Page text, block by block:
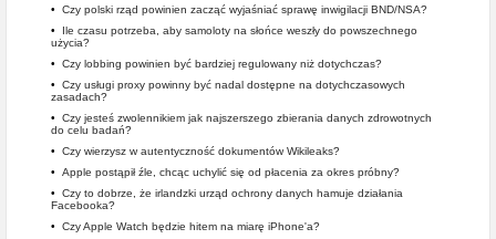
• Czy polski rząd powinien zacząć wyjaśniać sprawę inwigilacji BND/NSA?
• Ile czasu potrzeba, aby samoloty na słońce weszły do powszechnego
użycia?
• Czy lobbing powinien być bardziej regulowany niż dotychczas?
• Czy usługi proxy powinny być nadal dostępne na dotychczasowych
zasadach?
• Czy jesteś zwolennikiem jak najszerszego zbierania danych zdrowotnych
do celu badań?
• Czy wierzysz w autentyczność dokumentów Wikileaks?
• Apple postąpił źle, chcąc uchylić się od płacenia za okres próbny?
• Czy to dobrze, że irlandzki urząd ochrony danych hamuje działania
Facebooka?
• Czy Apple Watch będzie hitem na miarę iPhone'a?